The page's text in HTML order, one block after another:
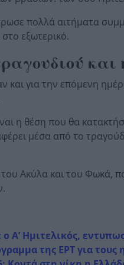
πολλά αιτήματα
εξωτερικό.
και για την επόμενη
η θέση που θα
μέσα από το
Ακύλα και του Φωκά,
Α’ Ημιτελικός,
της ΕΡΤ για τους